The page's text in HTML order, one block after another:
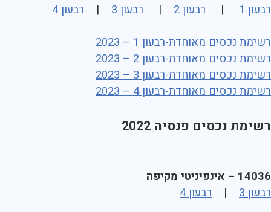
רבעון 1
| רבעון 2 | רבעון 3 | רבעון 4
רשימת נכסים מאוחדת-רבעון 1 – 2023
רשימת נכסים מאוחדת-רבעון 2 – 2023
רשימת נכסים מאוחדת-רבעון 3 – 2023
רשימת נכסים מאוחדת-רבעון 4 – 2023
רשימת נכסים פנסיה 2022
14036 – אינפיניטי מקיפה
רבעון 3
| רבעון 4